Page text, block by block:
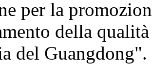
per la
della
del Guangdong".